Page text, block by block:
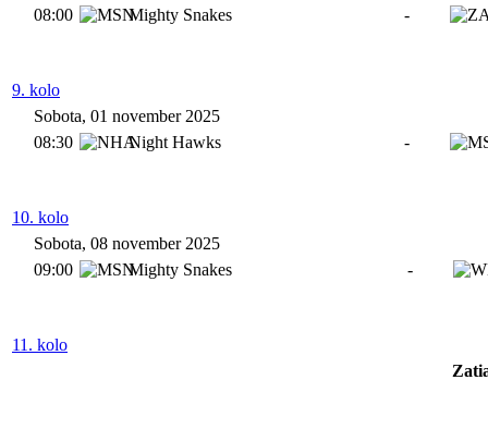
08:00
Mighty Snakes -
9. kolo
Sobota, 01 november 2025
08:30
Night Hawks -
10. kolo
Sobota, 08 november 2025
09:00
Mighty Snakes -
11. kolo